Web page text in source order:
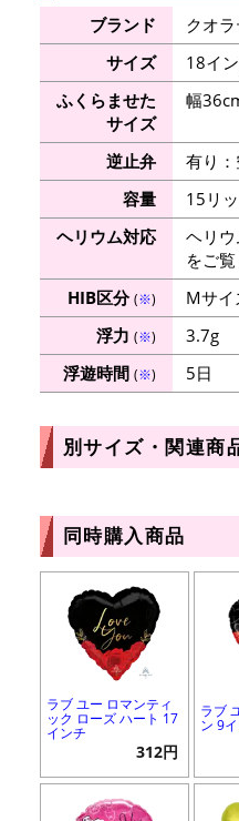
ブランド
クオ
サイズ
18イ
ふくらませた
サイズ
幅
逆止弁
有り
容量
15リ
ヘリウム対応
ヘリ
をご覧
HIB区分(※)
Mサイ
浮力 (※)
3.7g
浮遊時間 (※) 5日
別サイズ・関連商
同時購入商品
ラブ ユー ロマンティ
ック ローズ ハート 17
インチ
312円
ラブ
ン 9